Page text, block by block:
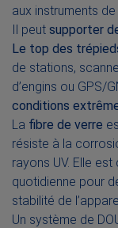
aux instruments de
Il peut supporter
Le top des
de stations,
d’engins ou GPS/
conditions
La fibre de verre
résiste à la
rayons UV. Elle
quotidienne pour
stabilité de
Un système de